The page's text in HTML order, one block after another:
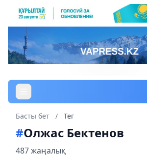
Басты бет / Тег
#Олжас Бектенов
487 жаңалық